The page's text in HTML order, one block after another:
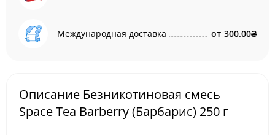
Международная доставка от 300.00₴
Описание Безникотиновая смесь
Space Tea Barberry (Барбарис) 250 г